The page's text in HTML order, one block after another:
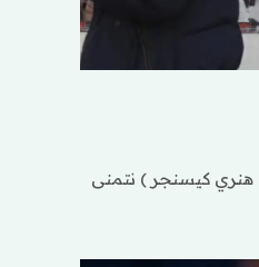
هنري كيسنجر ) نتمنى